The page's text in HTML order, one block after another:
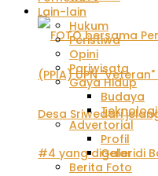
Lain-lain
Hukum
Peristiwa
Opini
Pariwisata
Gaya Hidup
Budaya
Teknologi
Advertorial
Profil
Galeri
Berita Foto